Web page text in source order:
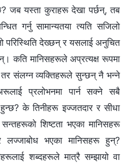
जब यस्ता कुराहरू देखा पर्छन्, तब
गर्नु सामान्यतया त्यति सजिलो
परिस्थिति देख्छन् र यसलाई अनुचित
कति मानिसहरूले अप्रत्यक्ष रूपमा
संलग्‍न व्यक्तिहरूले सुन्छन् नै भन्‍ने
प्रलोभनमा पार्न सक्‍ने सबै
के तिनीहरू इज्जतदार र सीधा
शिष्टता भएका मानिसहरू
लज्‍जाबोध भएका मानिसहरू हुन्?
शब्दहरूले मात्रै सम्झायो वा